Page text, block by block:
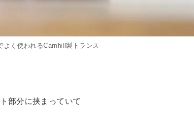
よく使われるCarnhill製トランス-
部分に挟まっていて